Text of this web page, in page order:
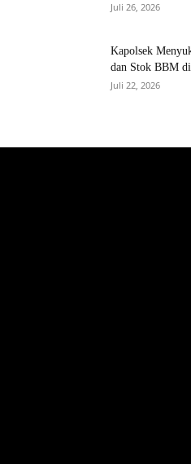
Juli 26, 2026
Kapolsek
dan Stok BBM
Juli 22, 2026